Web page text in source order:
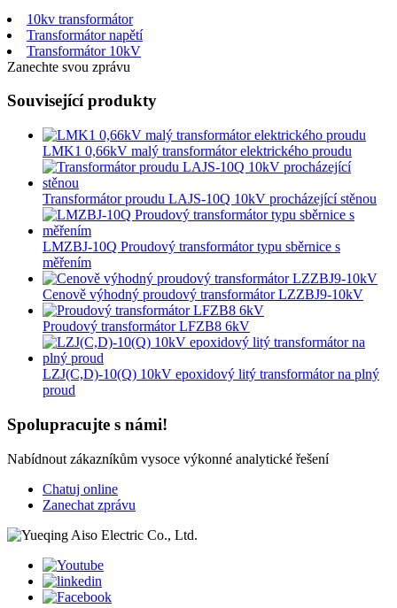
10kv transformátor
Transformátor napětí
Transformátor 10kV
Zanechte svou zprávu
Související produkty
LMK1 0,66kV malý transformátor elektrického proudu
Transformátor proudu LAJS-10Q 10kV procházející stěnou
LMZBJ-10Q Proudový transformátor typu sběrnice s
měřením
Cenově výhodný proudový transformátor LZZBJ9-10kV
Proudový transformátor LFZB8 6kV
LZJ(C,D)-10(Q) 10kV epoxidový litý transformátor na plný
proud
Spolupracujte s námi!
Nabídnout zákazníkům vysoce výkonné analytické řešení
Chatuj online
Zanechat zprávu